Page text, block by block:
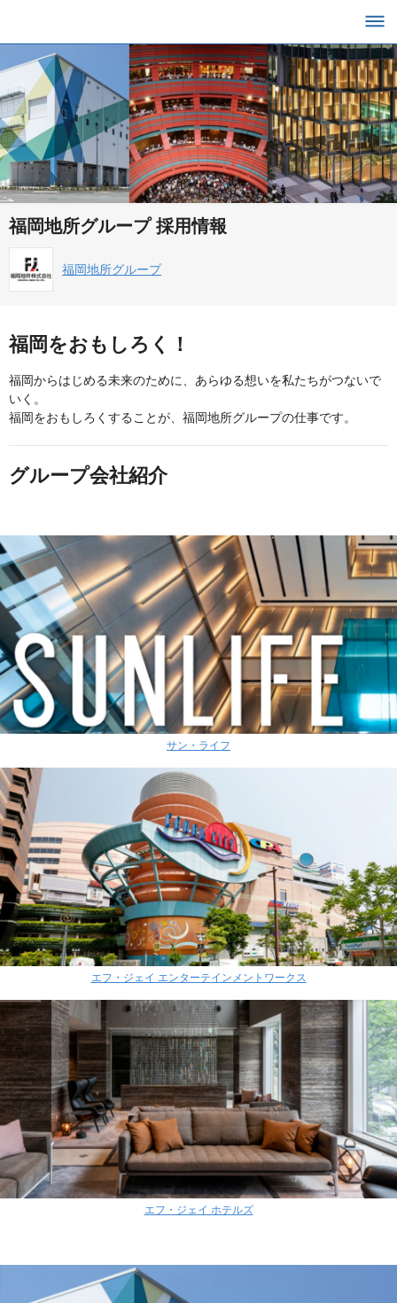
福岡地所グループ 採用情報
福岡地所グループ
福岡をおもしろく！
福岡からはじめる未来のために、あらゆる想いを私たちがつないで
いく。
福岡をおもしろくすることが、福岡地所グループの仕事です。
グループ会社紹介
サン・ライフ
エフ・ジェイ エンターテインメントワークス
エフ・ジェイ ホテルズ